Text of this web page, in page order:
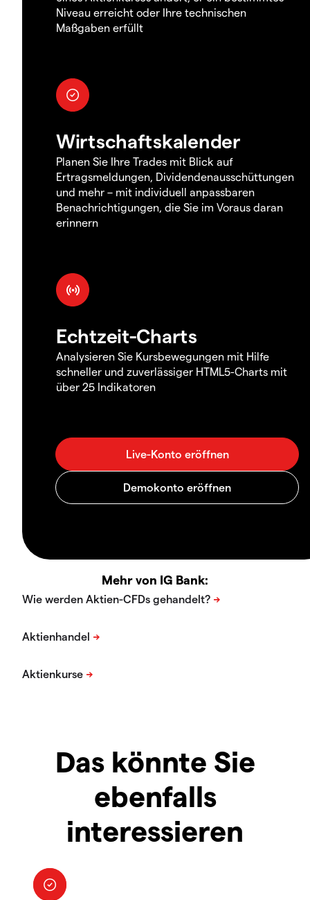
Niveau erreicht oder Ihre technischen
Maßgaben erfüllt
Wirtschaftskalender
Planen Sie Ihre Trades mit Blick auf
Ertragsmeldungen, Dividendenausschüttungen
und mehr – mit individuell anpassbaren
Benachrichtigungen, die Sie im Voraus daran
erinnern
Echtzeit-Charts
Analysieren Sie Kursbewegungen mit Hilfe
schneller und zuverlässiger HTML5-Charts mit
über 25 Indikatoren
Mehr von IG Bank:
Das könnte Sie
ebenfalls
interessieren